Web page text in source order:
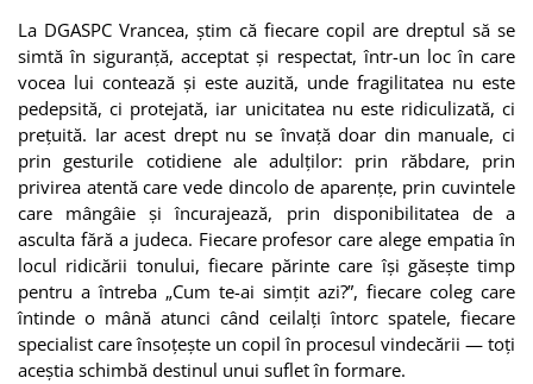
La DGASPC Vrancea, știm că fiecare copil are dreptul să se
simtă în siguranță, acceptat și respectat, într-un loc în care
vocea lui contează și este auzită, unde fragilitatea nu este
pedepsită, ci protejată, iar unicitatea nu este ridiculizată, ci
prețuită. Iar acest drept nu se învață doar din manuale, ci
prin gesturile cotidiene ale adulților: prin răbdare, prin
privirea atentă care vede dincolo de aparențe, prin cuvintele
care mângâie și încurajează, prin disponibilitatea de a
asculta fără a judeca. Fiecare profesor care alege empatia în
locul ridicării tonului, fiecare părinte care își găsește timp
pentru a întreba „Cum te-ai simțit azi?”, fiecare coleg care
întinde o mână atunci când ceilalți întorc spatele, fiecare
specialist care însoțește un copil în procesul vindecării — toți
aceștia schimbă destinul unui suflet în formare.